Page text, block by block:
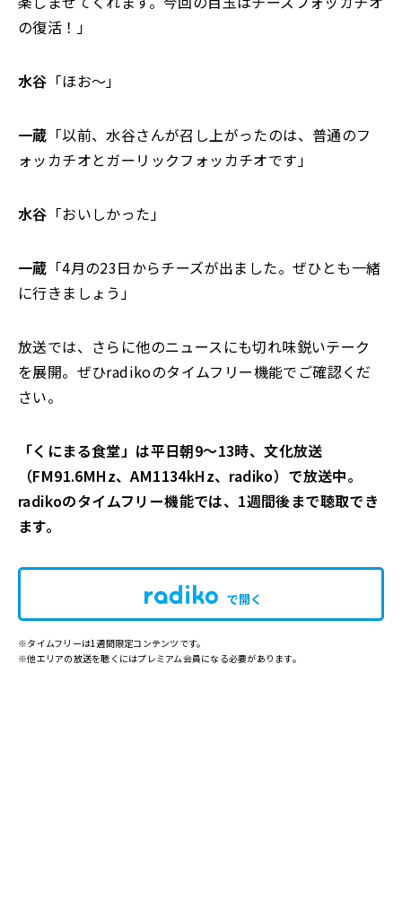
の復活！」
水谷 「ほお～」
一蔵 「以前、水谷さんが召し上がったのは、普通のフ
ォッカチオとガーリックフォッカチオです」
水谷 「おいしかった」
一蔵 「4月の23日からチーズが出ました。ぜひとも一緒
に行きましょう」
放送では、さらに他のニュースにも切れ味鋭いテーク
を展開。ぜひradikoのタイムフリー機能でご確認くだ
さい。
「くにまる食堂」は平日朝9～13時、文化放送
（FM91.6MHz、AM1134kHz、radiko）で放送中。
radikoのタイムフリー機能では、1週間後まで聴取でき
ます。
で開く
※タイムフリーは1週間限定コンテンツです。
※他エリアの放送を聴くにはプレミアム会員になる必要があります。